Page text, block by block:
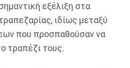
εξέλιξη στα
ιδίως μεταξύ
που προσπαθούσαν να
τραπέζι τους.